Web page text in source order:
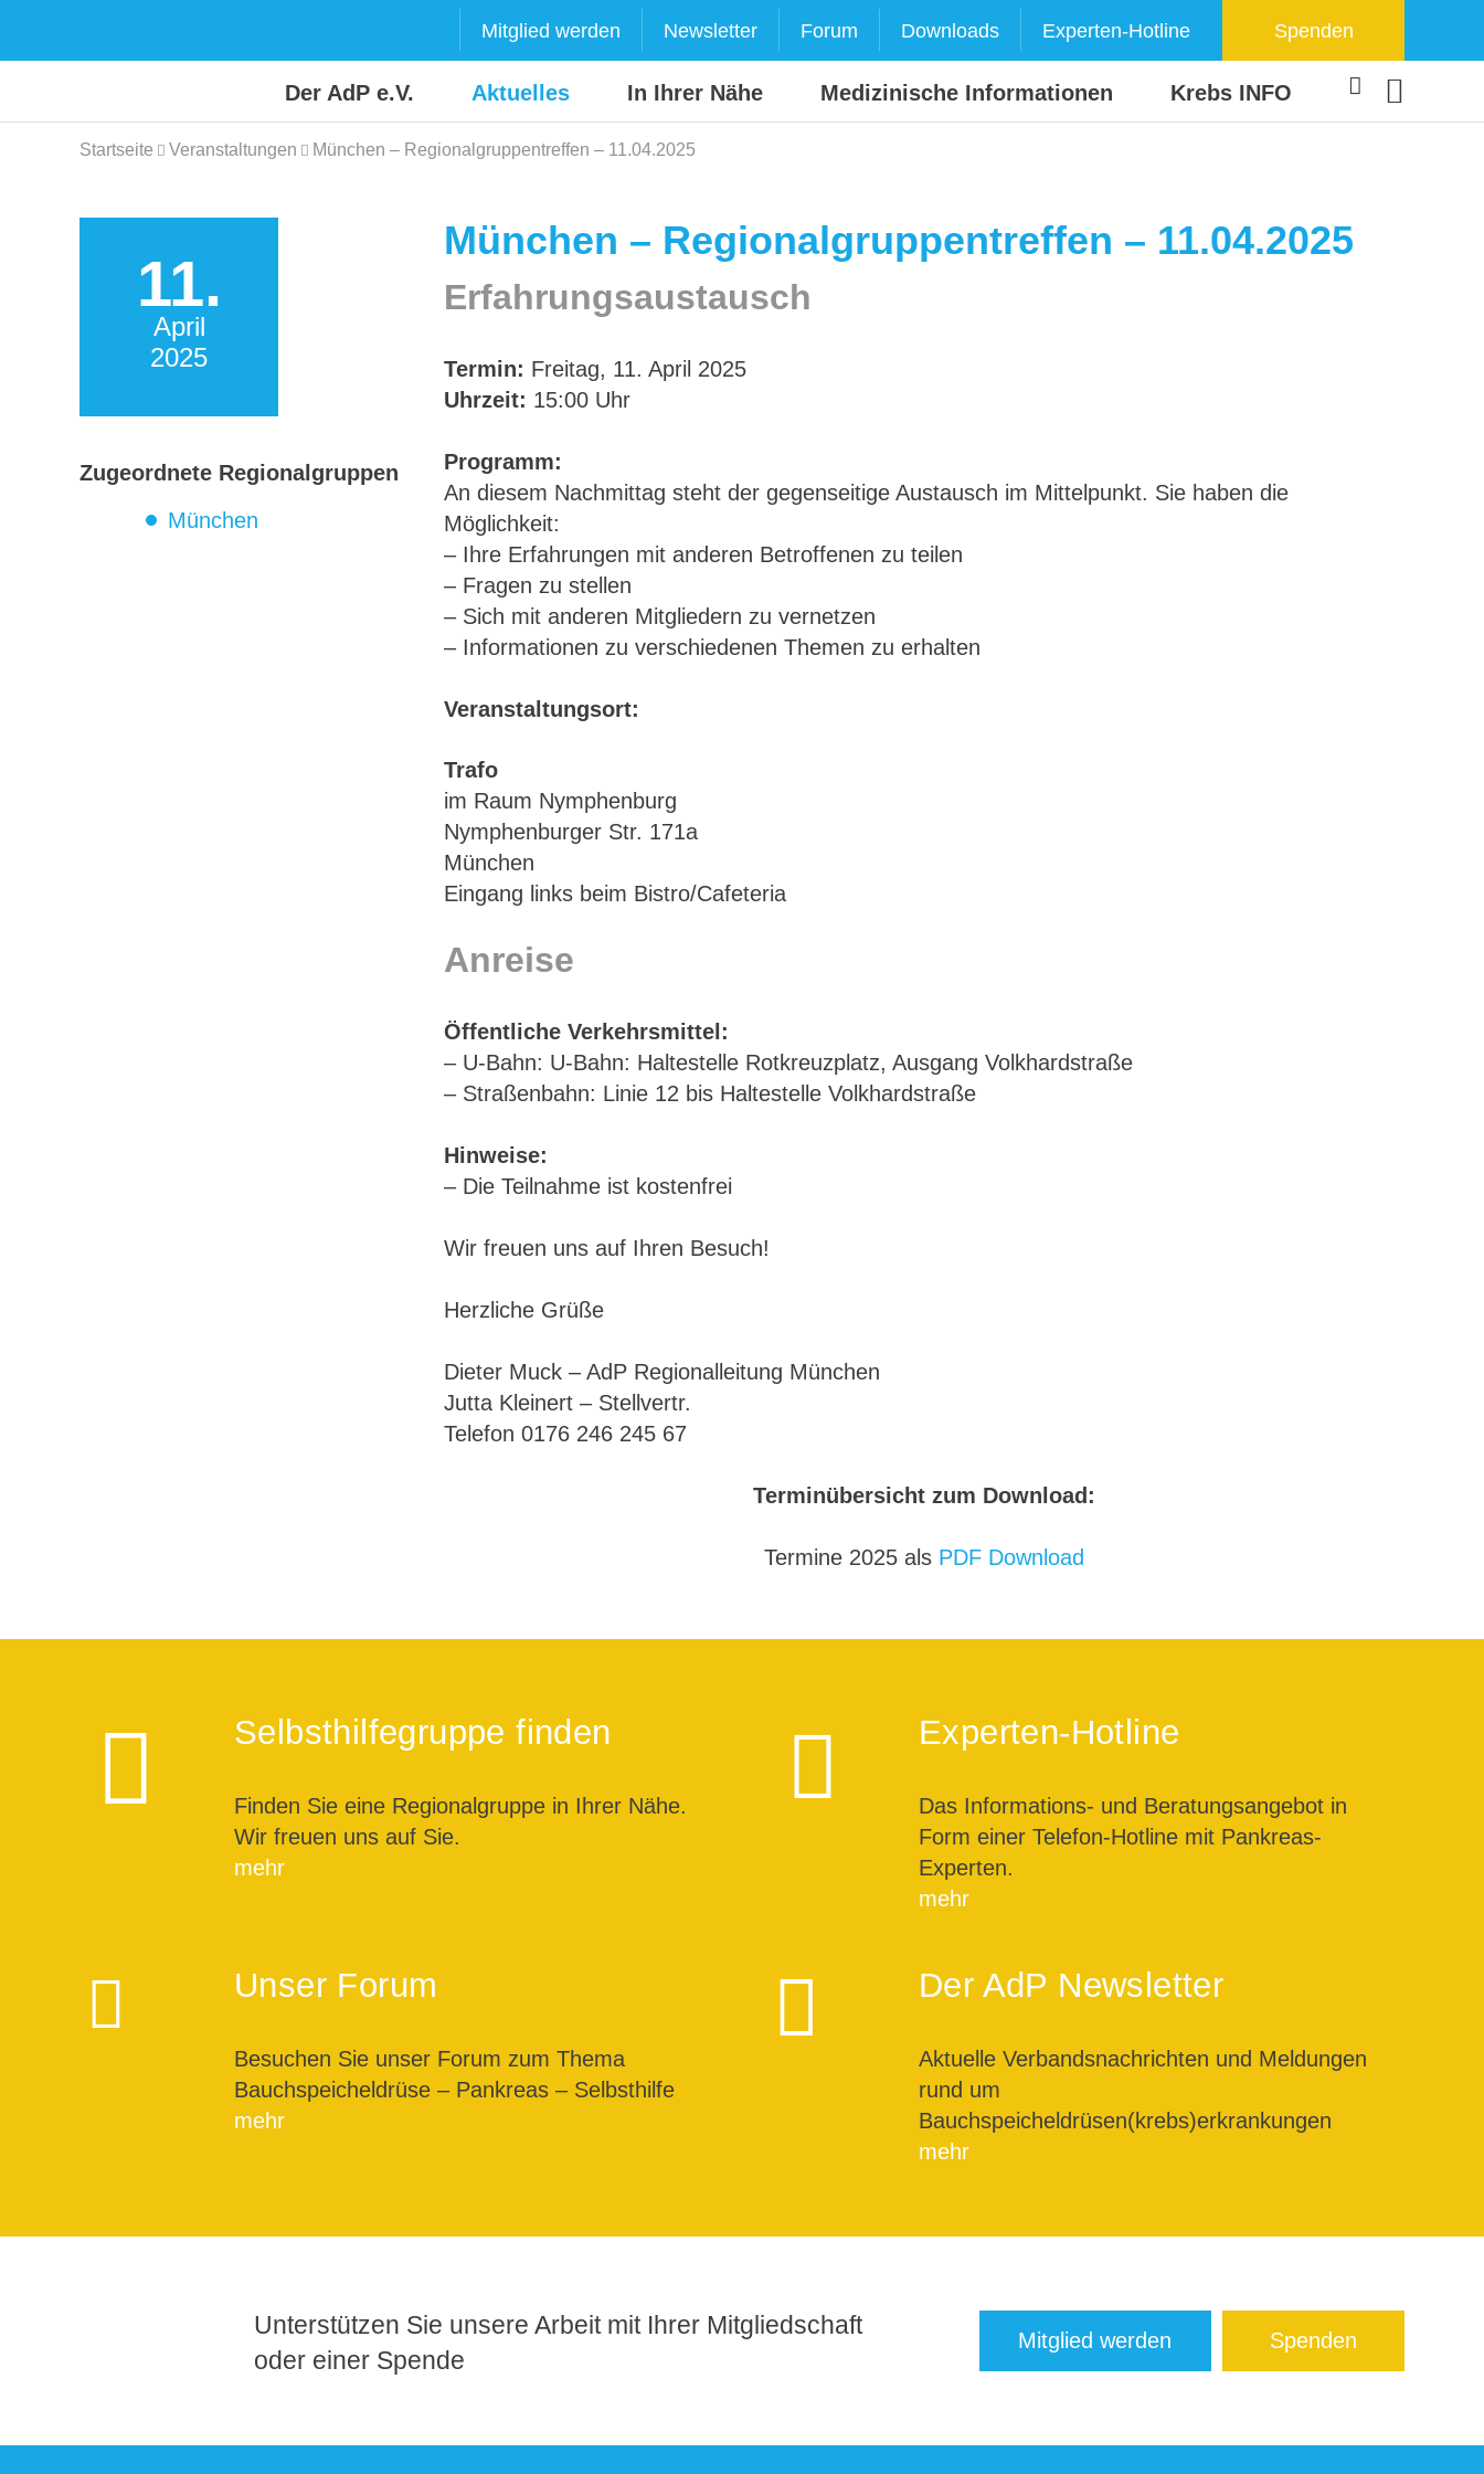
Mitglied werden Newsletter Forum Downloads Experten-Hotline Spenden
Der AdP e.V. Aktuelles In Ihrer Nähe Medizinische Informationen Krebs INFO
Startseite Veranstaltungen München – Regionalgruppentreffen – 11.04.2025
11.
April
2025
Zugeordnete Regionalgruppen
München
München – Regionalgruppentreffen – 11.04.2025
Erfahrungsaustausch
Termin: Freitag, 11. April 2025
Uhrzeit: 15:00 Uhr
Programm:
An diesem Nachmittag steht der gegenseitige Austausch im Mittelpunkt. Sie haben die
Möglichkeit:
– Ihre Erfahrungen mit anderen Betroffenen zu teilen
– Fragen zu stellen
– Sich mit anderen Mitgliedern zu vernetzen
– Informationen zu verschiedenen Themen zu erhalten
Veranstaltungsort:
Trafo
im Raum Nymphenburg
Nymphenburger Str. 171a
München
Eingang links beim Bistro/Cafeteria
Anreise
Öffentliche Verkehrsmittel:
– U-Bahn: U-Bahn: Haltestelle Rotkreuzplatz, Ausgang Volkhardstraße
– Straßenbahn: Linie 12 bis Haltestelle Volkhardstraße
Hinweise:
– Die Teilnahme ist kostenfrei
Wir freuen uns auf Ihren Besuch!
Herzliche Grüße
Dieter Muck – AdP Regionalleitung München
Jutta Kleinert – Stellvertr.
Telefon 0176 246 245 67
Terminübersicht zum Download:
Termine 2025 als PDF Download
Selbsthilfegruppe finden
Finden Sie eine Regionalgruppe in Ihrer Nähe.
Wir freuen uns auf Sie.
mehr
Experten-Hotline
Das Informations- und Beratungsangebot in
Form einer Telefon-Hotline mit Pankreas-
Experten.
mehr
Unser Forum
Besuchen Sie unser Forum zum Thema
Bauchspeicheldrüse – Pankreas – Selbsthilfe
mehr
Der AdP Newsletter
Aktuelle Verbandsnachrichten und Meldungen
rund um
Bauchspeicheldrüsen(krebs)erkrankungen
mehr
Unterstützen Sie unsere Arbeit mit Ihrer Mitgliedschaft
oder einer Spende
Mitglied werden Spenden